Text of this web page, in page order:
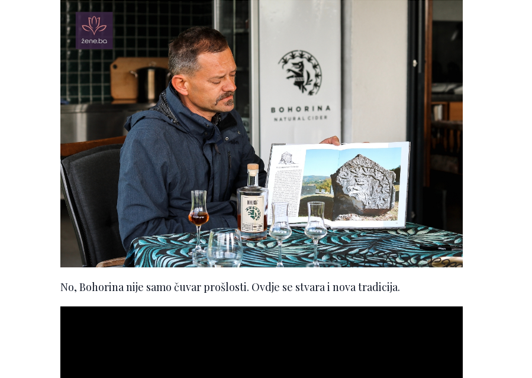
No, Bohorina nije samo čuvar prošlosti. Ovdje se stvara i nova tradicija.